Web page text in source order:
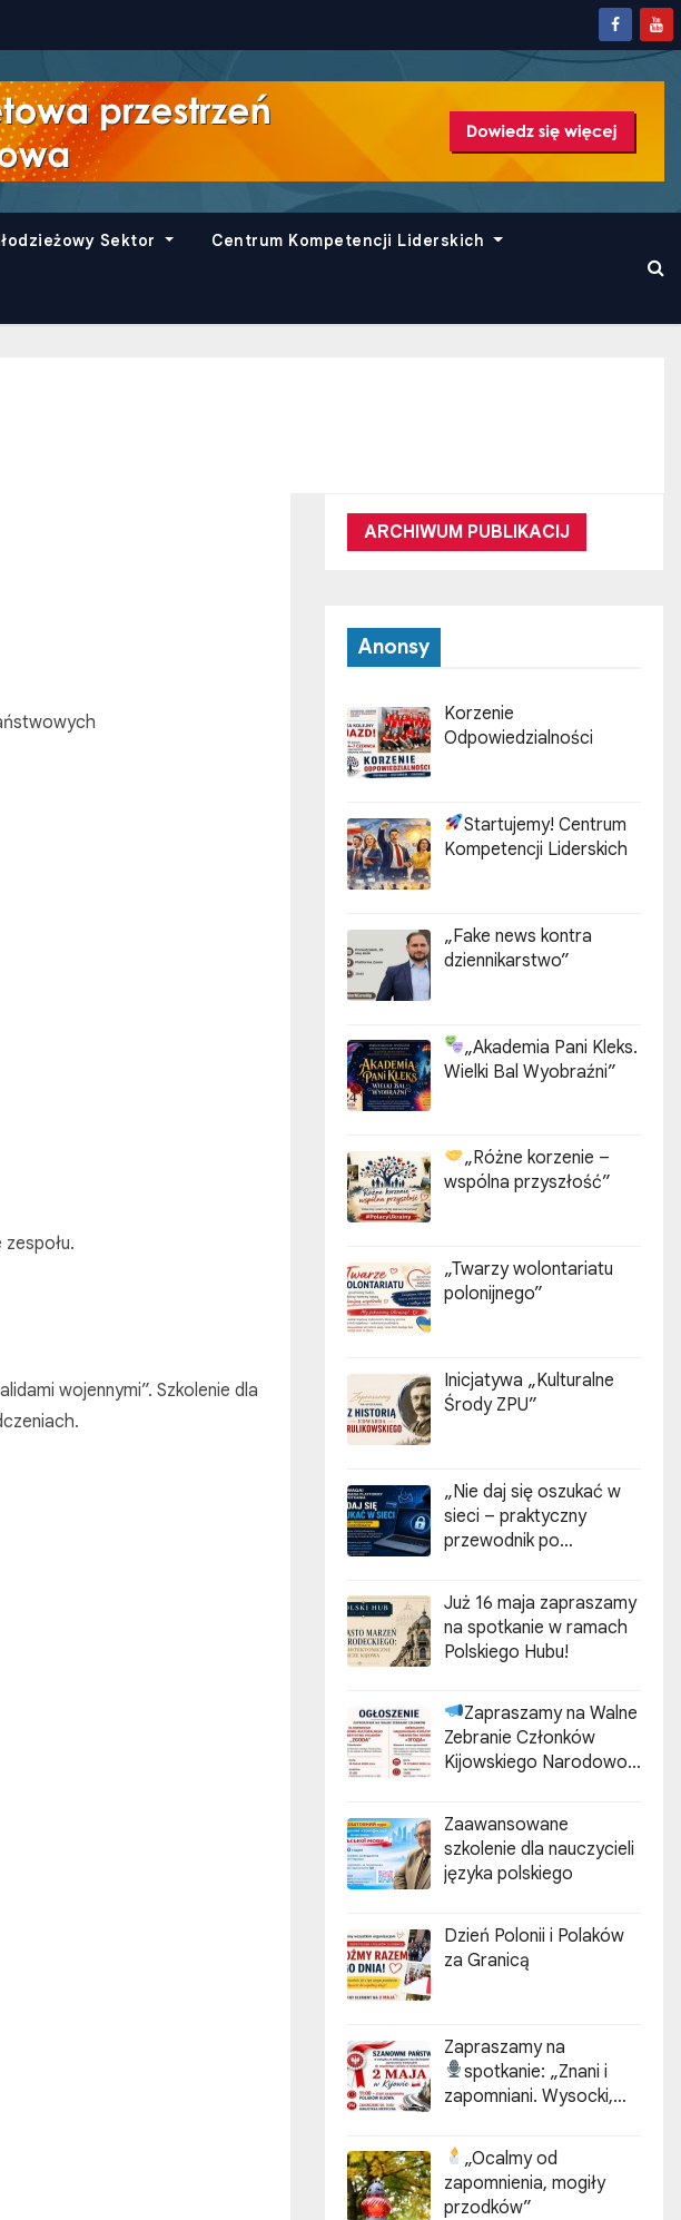
Sektor Centrum Kompetencji Liderskich
wojennymi”. Szkolenie dla
ARCHIWUM PUBLIKACIJ
Anonsy
Korzenie
Odpowiedzialności
Startujemy! Centrum
Kompetencji Liderskich
„Fake news kontra
dziennikarstwo”
„Akademia Pani Kleks.
Wielki Bal Wyobraźni”
„Różne korzenie –
wspólna przyszłość”
„Twarzy wolontariatu
polonijnego”
Inicjatywa „Kulturalne
Środy ZPU”
„Nie daj się oszukać w
sieci – praktyczny
przewodnik po
Już 16 maja zapraszamy
na spotkanie w ramach
Polskiego Hubu!
Zapraszamy na Walne
Zebranie Członków
Kijowskiego Narodowo-
Stowarzyszenia Polaków
„ZGODA”
Zaawansowane
szkolenie dla nauczycieli
języka polskiego
Dzień Polonii i Polaków
za Granicą
Zapraszamy na
spotkanie: „Znani i
zapomniani. Wysocki,
historii Kijowa”
„Ocalmy od
zapomnienia, mogiły
przodków”